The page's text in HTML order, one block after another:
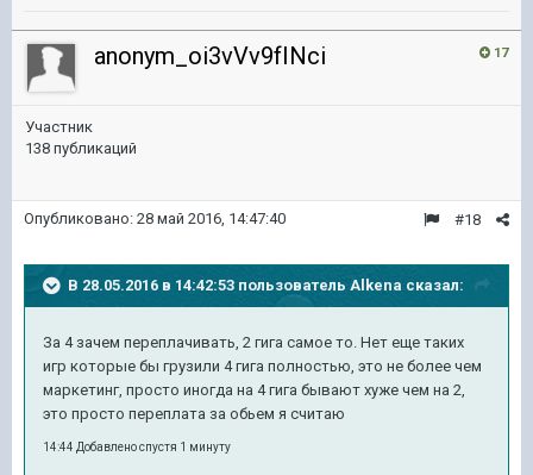
17
anonym_oi3vVv9fINci
Участник
138 публикаций
#18
Опубликовано: 28 май 2016, 14:47:40
В 28.05.2016 в 14:42:53 пользователь Alkena сказал:
За 4 зачем переплачивать, 2 гига самое то. Нет еще таких
игр которые бы грузили 4 гига полностью, это не более чем
маркетинг, просто иногда на 4 гига бывают хуже чем на 2,
это просто переплата за обьем я считаю
14:44 Добавлено спустя 1 минуту